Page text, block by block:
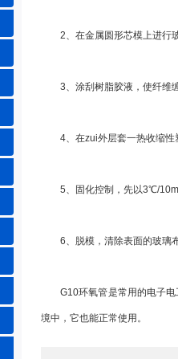
2、在金属圆形芯模上进行玻
3、涂刮树脂胶液，使纤维缠
4、在zui外层套一热收缩性塑
5、固化控制，先以3℃/10min
6、脱模，清除表面的玻璃布
G10环氧管是常用的电子电
境中，它也能正常使用。